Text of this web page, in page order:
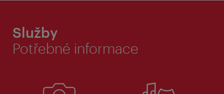
Služby
Potřebné informace